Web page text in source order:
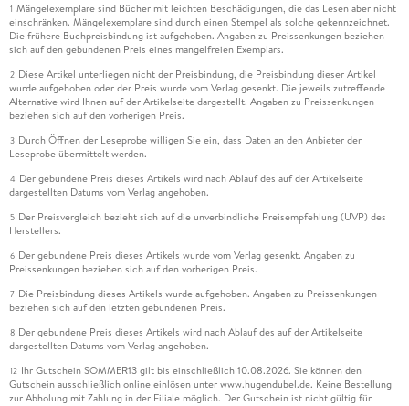
1 Mängelexemplare sind Bücher mit leichten Beschädigungen, die das Lesen aber nicht
einschränken. Mängelexemplare sind durch einen Stempel als solche gekennzeichnet.
Die frühere Buchpreisbindung ist aufgehoben. Angaben zu Preissenkungen beziehen
sich auf den gebundenen Preis eines mangelfreien Exemplars.
2 Diese Artikel unterliegen nicht der Preisbindung, die Preisbindung dieser Artikel
wurde aufgehoben oder der Preis wurde vom Verlag gesenkt. Die jeweils zutreffende
Alternative wird Ihnen auf der Artikelseite dargestellt. Angaben zu Preissenkungen
beziehen sich auf den vorherigen Preis.
3 Durch Öffnen der Leseprobe willigen Sie ein, dass Daten an den Anbieter der
Leseprobe übermittelt werden.
4 Der gebundene Preis dieses Artikels wird nach Ablauf des auf der Artikelseite
dargestellten Datums vom Verlag angehoben.
5 Der Preisvergleich bezieht sich auf die unverbindliche Preisempfehlung (UVP) des
Herstellers.
6 Der gebundene Preis dieses Artikels wurde vom Verlag gesenkt. Angaben zu
Preissenkungen beziehen sich auf den vorherigen Preis.
7 Die Preisbindung dieses Artikels wurde aufgehoben. Angaben zu Preissenkungen
beziehen sich auf den letzten gebundenen Preis.
8 Der gebundene Preis dieses Artikels wird nach Ablauf des auf der Artikelseite
dargestellten Datums vom Verlag angehoben.
12 Ihr Gutschein SOMMER13 gilt bis einschließlich 10.08.2026. Sie können den
Gutschein ausschließlich online einlösen unter www.hugendubel.de. Keine Bestellung
zur Abholung mit Zahlung in der Filiale möglich. Der Gutschein ist nicht gültig für